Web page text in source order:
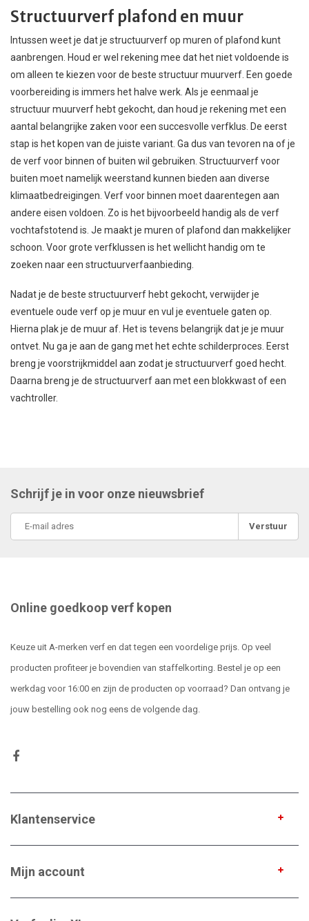
Structuurverf plafond en muur
Intussen weet je dat je structuurverf op muren of plafond kunt
aanbrengen. Houd er wel rekening mee dat het niet voldoende is
om alleen te kiezen voor de beste structuur muurverf. Een goede
voorbereiding is immers het halve werk. Als je eenmaal je
structuur muurverf hebt gekocht, dan houd je rekening met een
aantal belangrijke zaken voor een succesvolle verfklus. De eerst
stap is het kopen van de juiste variant. Ga dus van tevoren na of je
de verf voor binnen of buiten wil gebruiken. Structuurverf voor
buiten moet namelijk weerstand kunnen bieden aan diverse
klimaatbedreigingen. Verf voor binnen moet daarentegen aan
andere eisen voldoen. Zo is het bijvoorbeeld handig als de verf
vochtafstotend is. Je maakt je muren of plafond dan makkelijker
schoon. Voor grote verfklussen is het wellicht handig om te
zoeken naar een structuurverfaanbieding.
Nadat je de beste structuurverf hebt gekocht, verwijder je
eventuele oude verf op je muur en vul je eventuele gaten op.
Hierna plak je de muur af. Het is tevens belangrijk dat je je muur
ontvet. Nu ga je aan de gang met het echte schilderproces. Eerst
breng je voorstrijkmiddel aan zodat je structuurverf goed hecht.
Daarna breng je de structuurverf aan met een blokkwast of een
vachtroller.
Schrijf je in voor onze nieuwsbrief
Verstuur
Online goedkoop verf kopen
Keuze uit A-merken verf en dat tegen een voordelige prijs. Op veel
producten profiteer je bovendien van staffelkorting. Bestel je op een
werkdag voor 16:00 en zijn de producten op voorraad? Dan ontvang je
jouw bestelling ook nog eens de volgende dag.
Klantenservice
Mijn account